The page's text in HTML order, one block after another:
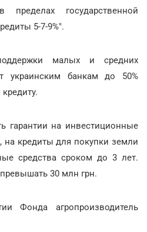
государственной
5-7-9%".
малых и средних
украинским банкам до 50%
гарантии на инвестиционные
на кредиты для покупки земли
средства сроком до 3 лет.
30 млн грн.
Фонда агропроизводитель